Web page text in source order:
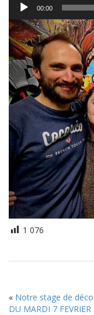
Lecteur
audio
00:00
1 076
« Notre stage de
DU MARDI 7 FEVRIER